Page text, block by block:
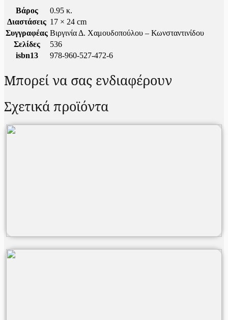
Βάρος
0.95 κ.
Διαστάσεις 17 × 24 cm
Συγγραφέας Βιργινία Δ. Χαμουδοπούλου – Κωνσταντινίδου
Σελίδες
536
isbn13
978-960-527-472-6
Μπορεί να σας ενδιαφέρουν
Σχετικά προϊόντα